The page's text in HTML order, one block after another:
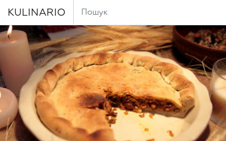
KULINARIO